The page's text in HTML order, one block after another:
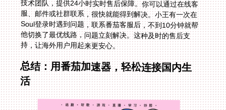
持，让海外用户用起来更安心。
总结：用番茄加速器，轻松连接国内生
活